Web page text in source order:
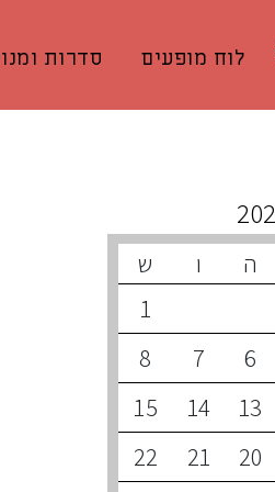
לוח מופעים סדרות
ה ו
ש
1
6
7
8
13
14
15
20
21
22